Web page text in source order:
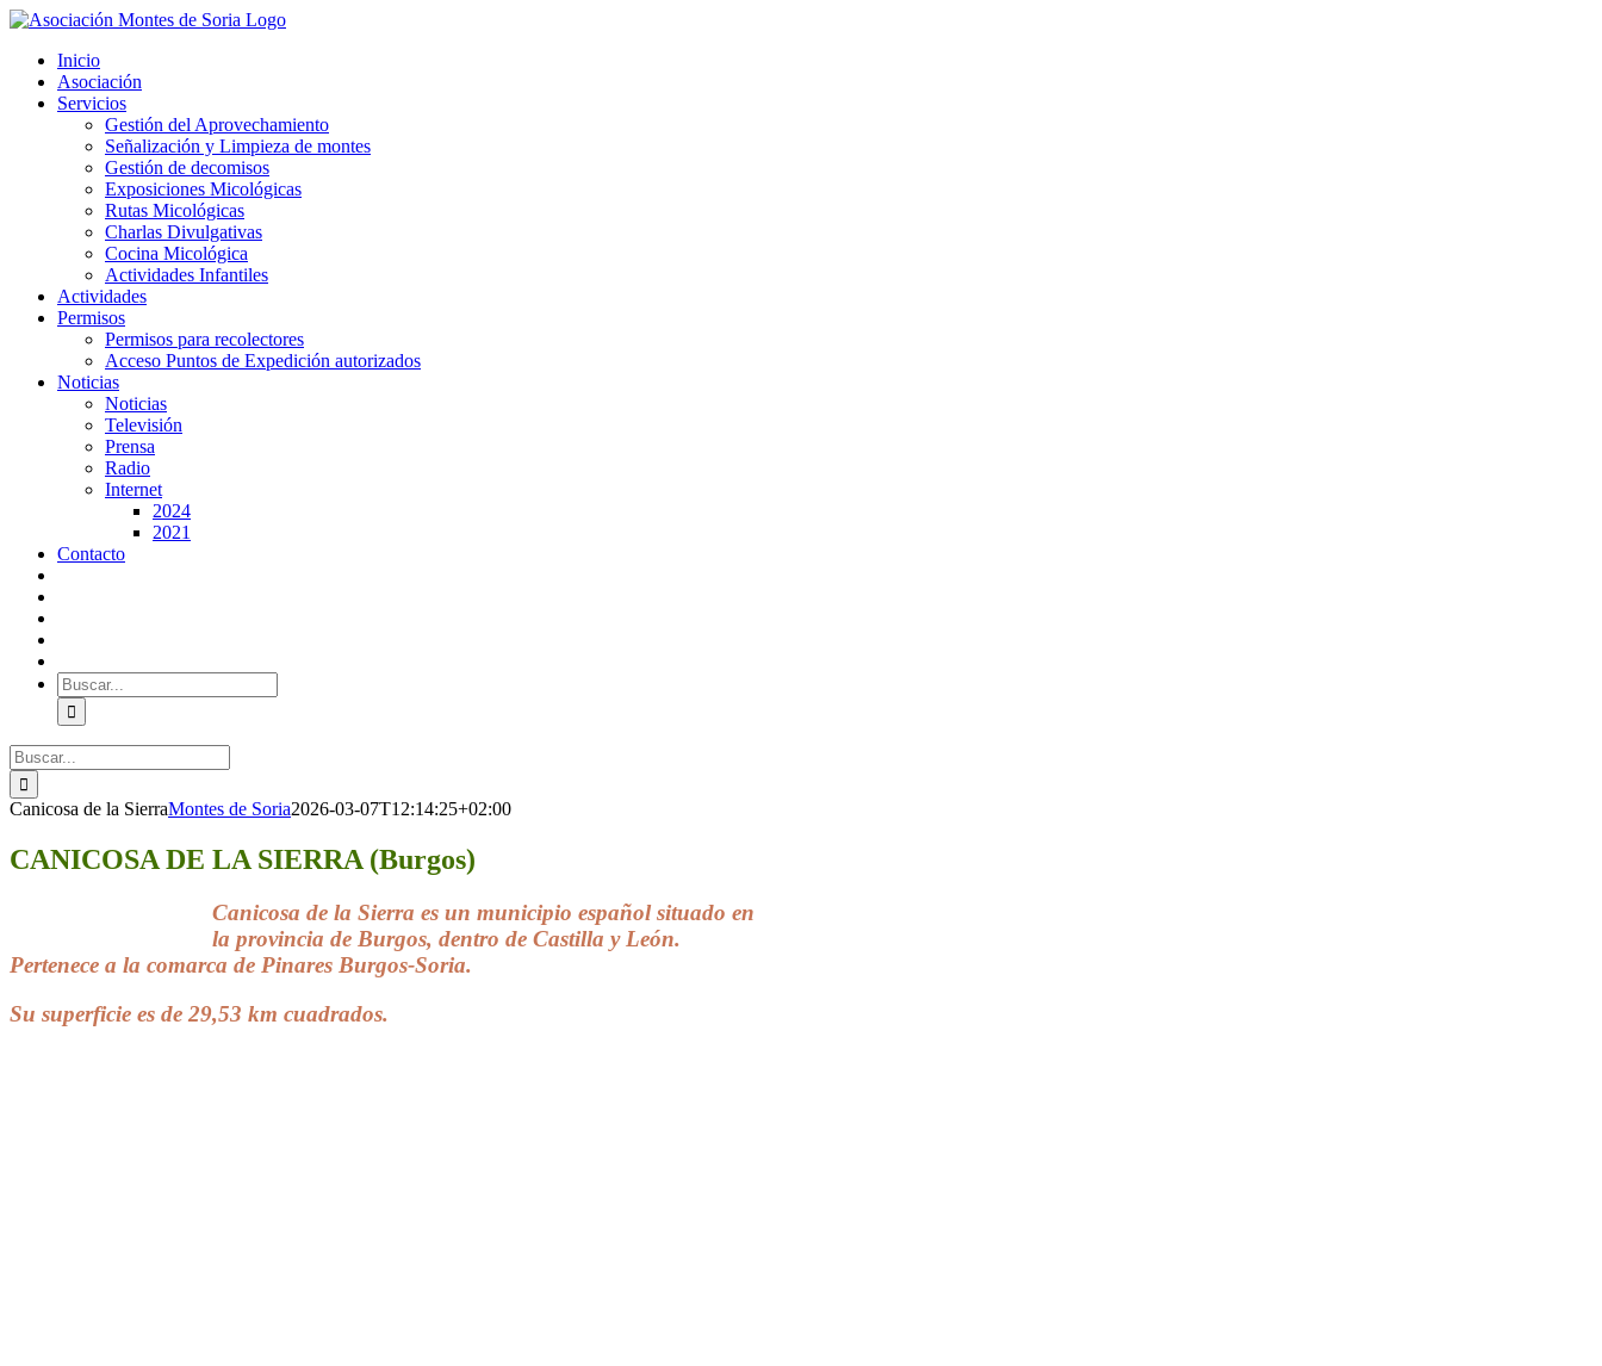
Saltar
contenido
Inicio
Asociación
Servicios
Gestión del Aprovechamiento
Señalización y Limpieza de montes
Gestión de decomisos
Exposiciones Micológicas
Rutas Micológicas
Charlas Divulgativas
Cocina Micológica
Actividades Infantiles
Actividades
Permisos
Permisos para recolectores
Acceso Puntos de Expedición autorizados
Noticias
Noticias
Televisión
Prensa
Radio
Internet
2024
2021
Contacto
Buscar:
Buscar:
Canicosa de la SierraMontes de Soria2026-03-07T12:14:25+02:00
CANICOSA DE LA SIERRA (Burgos)
Canicosa de la Sierra es un municipio español situado en
la provincia de Burgos, dentro de Castilla y León.
Pertenece a la comarca de Pinares Burgos-Soria.
Su superficie es de 29,53 km cuadrados.